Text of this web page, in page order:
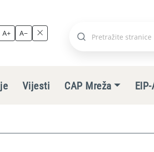
A+ A−
Pretraži
Vijesti CAP Mreža EIP-